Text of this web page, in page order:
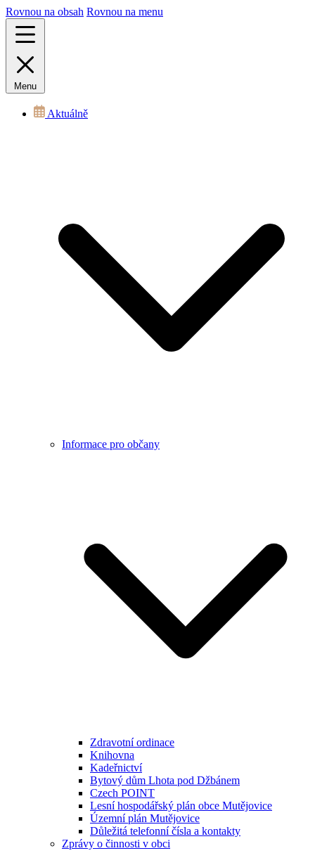
Rovnou na obsah Rovnou na menu
Menu
Aktuálně
Informace pro občany
Zdravotní ordinace
Knihovna
Kadeřnictví
Bytový dům Lhota pod Džbánem
Czech POINT
Lesní hospodářský plán obce Mutějovice
Územní plán Mutějovice
Důležitá telefonní čísla a kontakty
Zprávy o činnosti v obci